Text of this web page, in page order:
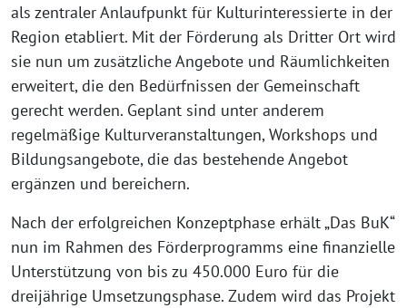
als zentraler Anlaufpunkt für Kulturinteressierte in der
Region etabliert. Mit der Förderung als Dritter Ort wird
sie nun um zusätzliche Angebote und Räumlichkeiten
erweitert, die den Bedürfnissen der Gemeinschaft
gerecht werden. Geplant sind unter anderem
regelmäßige Kulturveranstaltungen, Workshops und
Bildungsangebote, die das bestehende Angebot
ergänzen und bereichern.
Nach der erfolgreichen Konzeptphase erhält „Das BuK“
nun im Rahmen des Förderprogramms eine finanzielle
Unterstützung von bis zu 450.000 Euro für die
dreijährige Umsetzungsphase. Zudem wird das Projekt